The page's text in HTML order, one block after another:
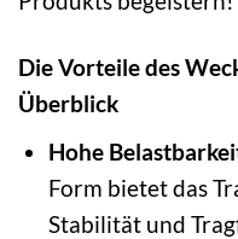
Die Vorteile des
Überblick
Hohe
Form bietet das
Stabilität und